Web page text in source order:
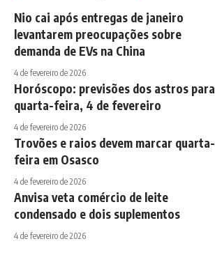
Nio cai após entregas de janeiro
levantarem preocupações sobre
demanda de EVs na China
4 de fevereiro de 2026
Horóscopo: previsões dos astros para
quarta-feira, 4 de fevereiro
4 de fevereiro de 2026
Trovões e raios devem marcar quarta-
feira em Osasco
4 de fevereiro de 2026
Anvisa veta comércio de leite
condensado e dois suplementos
4 de fevereiro de 2026